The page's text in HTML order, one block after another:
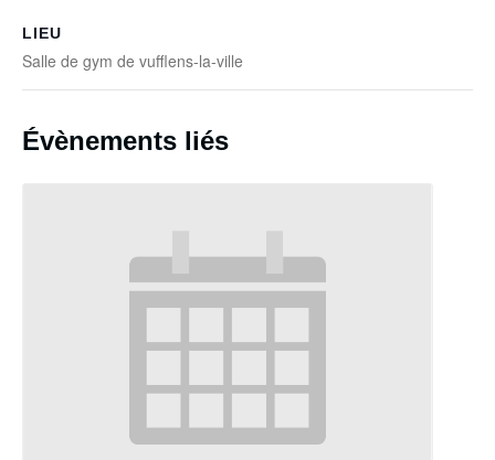
LIEU
Salle de gym de vufflens-la-ville
Évènements liés